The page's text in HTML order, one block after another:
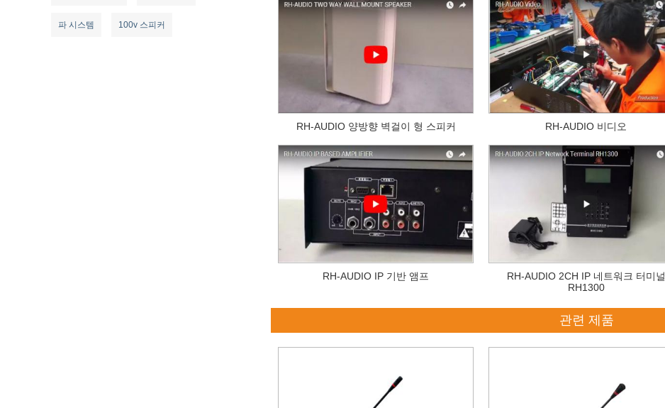
파 시스템 100v 스피커
RH-AUDIO 양방향 벽걸이 형 스피커 RH-AUDIO 비디오
RH-AUDIO IP 기반 앰프
RH-AUDIO 2CH IP 네트워크 터미널
RH1300
관련 제품